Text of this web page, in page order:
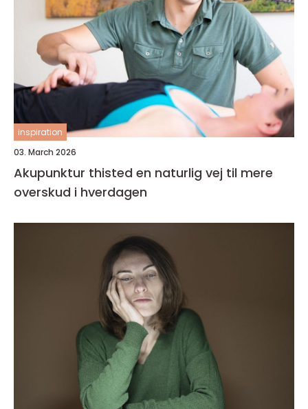
inspiration
03. March 2026
Akupunktur thisted en naturlig vej til mere
overskud i hverdagen